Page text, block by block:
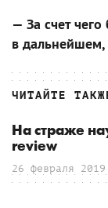
— За счет
в дальнейшем,
ЧИТАЙТЕ
На страже
review
26 февраля